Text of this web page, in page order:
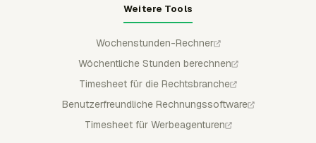
Weitere Tools
Wochenstunden-Rechner
Wöchentliche Stunden berechnen
Timesheet für die Rechtsbranche
Benutzerfreundliche Rechnungssoftware
Timesheet für Werbeagenturen